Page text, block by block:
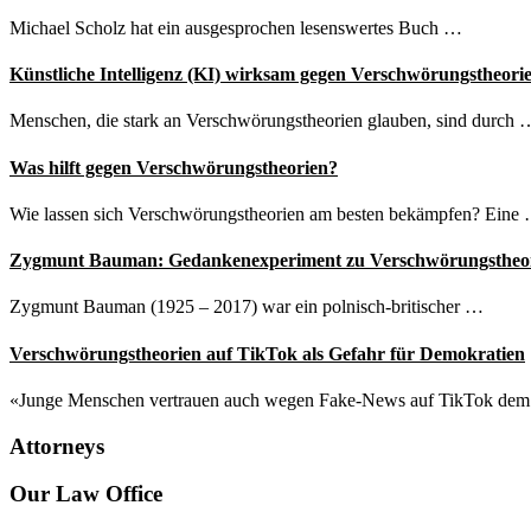
Michael Scholz hat ein ausgesprochen lesenswertes Buch …
Künstliche Intelligenz (KI) wirksam gegen
Menschen, die stark an Verschwörungstheorien glauben, sind durch
Was hilft gegen Verschwörungstheorien?
Wie lassen sich Verschwörungstheorien am besten bekämpfen? Eine
Zygmunt Bauman: Gedankenexperiment zu
Zygmunt Bauman (1925 – 2017) war ein polnisch-britischer …
Verschwörungstheorien auf TikTok als Gefahr für Demokratien
«Junge Menschen vertrauen auch wegen Fake-News auf TikTok
Attorneys
Site
Our Law Office